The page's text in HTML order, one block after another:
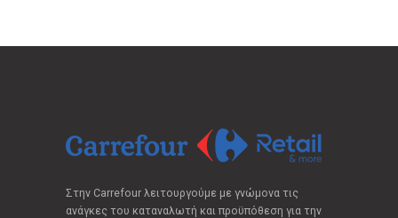
Στην Carrefour λειτουργούμε με γνώμονα τις
ανάγκες του καταναλωτή και προϋπόθεση για την